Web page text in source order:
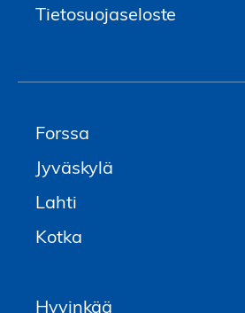
Tietosuojaseloste
Forssa
Jyväskylä
Lahti
Kotka
Hyvinkää